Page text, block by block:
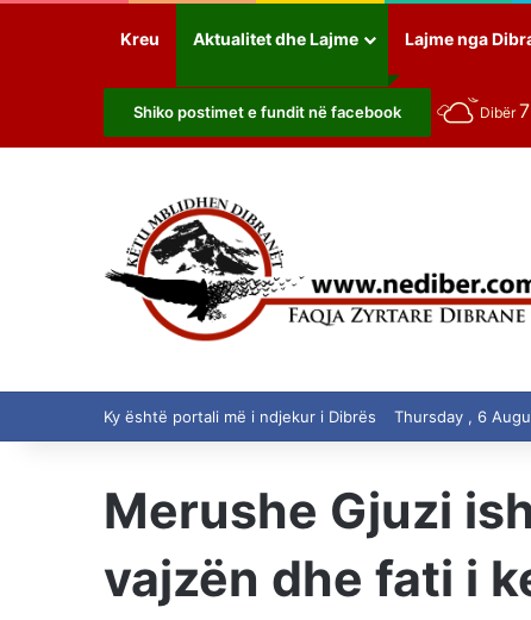
Kreu Aktualitet dhe Lajme Lajme nga
Shiko postimet e fundit në facebook Dibër
Ky është portali më i ndjekur i Dibrës Thursday , 6
Merushe Gjuzi
vajzën dhe fati i